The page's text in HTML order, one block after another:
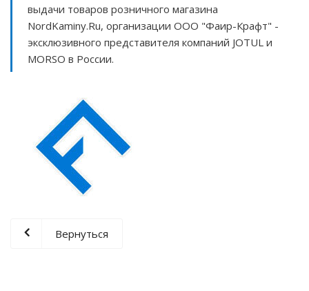
выдачи товаров розничного магазина
NordKaminy.Ru, организации ООО "Фаир-Крафт" -
эксклюзивного представителя компаний JOTUL и
MORSO в России.
Вернуться